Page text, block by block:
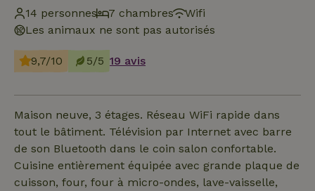
14 personnes
7 chambres
Wifi
Les animaux ne sont pas autorisés
9,7/10 5/5 19 avis
Maison neuve, 3 étages. Réseau WiFi rapide dans
tout le bâtiment. Télévision par Internet avec barre
de son Bluetooth dans le coin salon confortable.
Cuisine entièrement équipée avec grande plaque de
cuisson, four, four à micro-ondes, lave-vaisselle,